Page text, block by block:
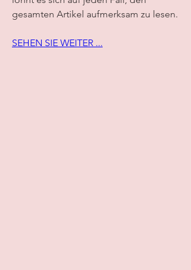
gesamten Artikel aufmerksam zu lesen.
SEHEN SIE WEITER ...